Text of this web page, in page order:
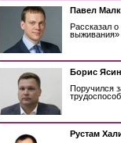
Павел
Рассказал
выживания»
Борис
Поручился
Рустам